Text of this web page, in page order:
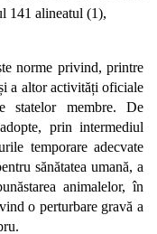
141 alineatul (1),
norme privind, printre
a altor activități oficiale
statelor membre. De
prin intermediul
temporare adecvate
sănătatea umană, a
animalelor, în
o perturbare gravă a